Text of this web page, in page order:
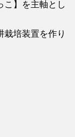
こ】を主軸とし
培装置を作り